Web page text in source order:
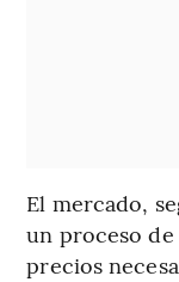
El mercado,
un proceso
precios